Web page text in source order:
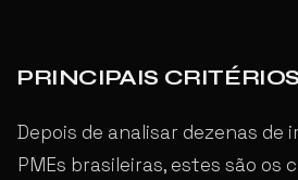
PRINCIPAIS
Depois de analisar dezenas de
PMEs brasileiras, estes são os